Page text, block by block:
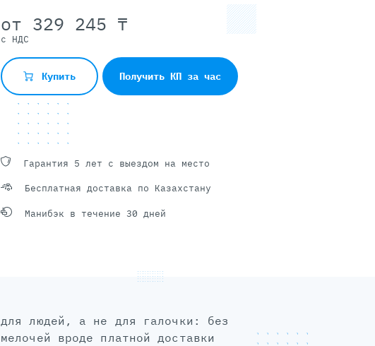
от 329 245 ₸
с НДС
Купить Получить КП за час
Гарантия 5 лет с выездом на место
Бесплатная доставка по Казахстану
Манибэк в течение 30 дней
для людей, а не для галочки: без
мелочей вроде платной доставки